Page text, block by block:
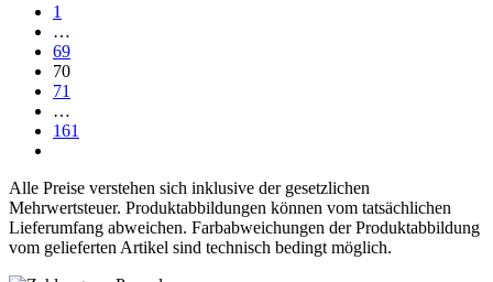
1
…
69
70
71
…
161
Alle Preise verstehen sich inklusive der gesetzlichen
Mehrwertsteuer. Produktabbildungen können vom tatsächlichen
Lieferumfang abweichen. Farbabweichungen der Produktabbildung
vom gelieferten Artikel sind technisch bedingt möglich.